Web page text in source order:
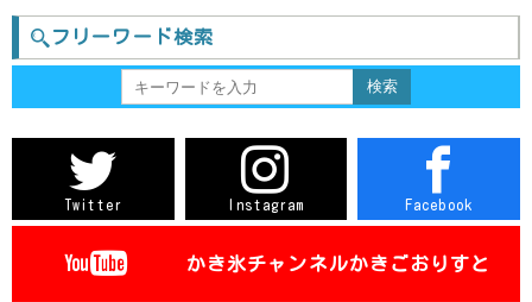
長野
三重
茨城
滋賀
鳥取
愛媛
香川
高知
佐賀
熊本
宮城
鹿児島
沖縄
台湾-台南
フリーワード検索
Twitter Instagram Facebook
かき氷チャンネルかきごおりすと